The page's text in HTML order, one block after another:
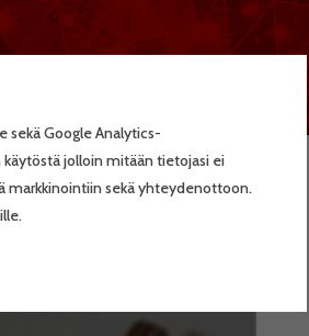
sekä Google Analytics-
jolloin mitään tietojasi ei
markkinointiin sekä yhteydenottoon.